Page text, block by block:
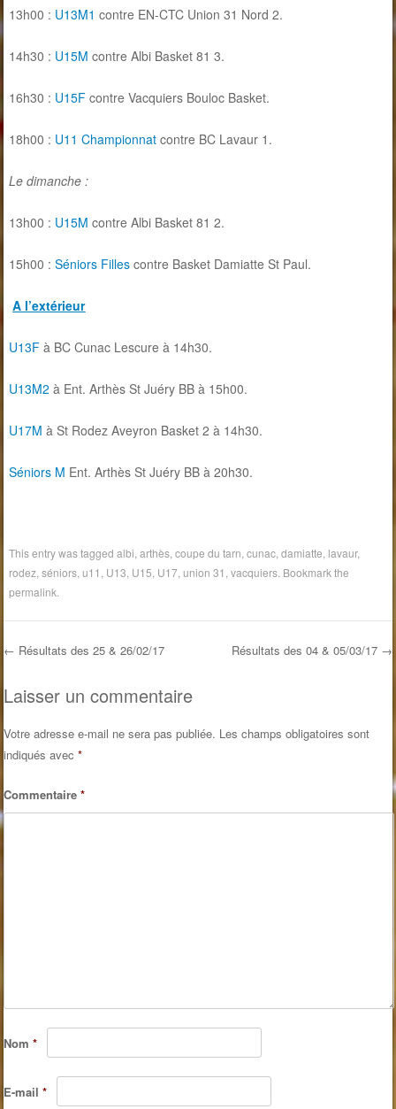
13h00 : U13M1 contre EN-CTC Union 31 Nord 2.
14h30 : U15M contre Albi Basket 81 3.
16h30 : U15F contre Vacquiers Bouloc Basket.
18h00 : U11 Championnat contre BC Lavaur 1.
Le dimanche :
13h00 : U15M contre Albi Basket 81 2.
15h00 :Séniors Filles contre Basket Damiatte St Paul.
A l’extérieur
U13F à BC Cunac Lescure à 14h30.
U13M2 à Ent. Arthès St Juéry BB à 15h00.
U17M à St Rodez Aveyron Basket 2 à 14h30.
Séniors M Ent. Arthès St Juéry BB à 20h30.
This entry was taggedalbi ,arthès ,coupe du tarn ,cunac ,damiatte lavaur,
rodez ,séniors ,u11 U13 U15 U17 ,union 31 ,vacquiers . Bookmark the
permalink
Post navigation
← Résultats des 25 & 26/02/17 Résultats des 04 & 05/03/17 →
Laisser un commentaire
Votre adresse e-mail ne sera pas publiée. Les champs obligatoires sont
indiqués avec*
Commentaire*
Nom*
E-mail*